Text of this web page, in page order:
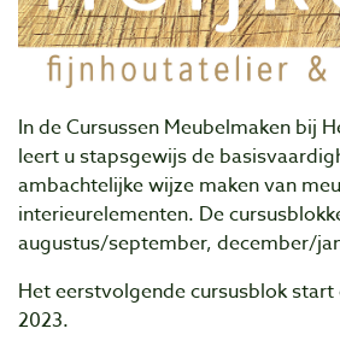
In de Cursussen Meubelmaken bij
leert u stapsgewijs de
ambachtelijke wijze maken van
interieurelementen. De
augustus/september, december/
Het eerstvolgende cursusblok start
2023.